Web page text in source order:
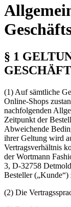
§ 1
(1) Auf sämtliche
Online-Shops
nachfolgenden
Zeitpunkt der
Abweichende
ihrer Geltung wird
Vertragsverhältnis
der Wortmann
3, D-32758
Besteller („Kunde“)
(2) Die